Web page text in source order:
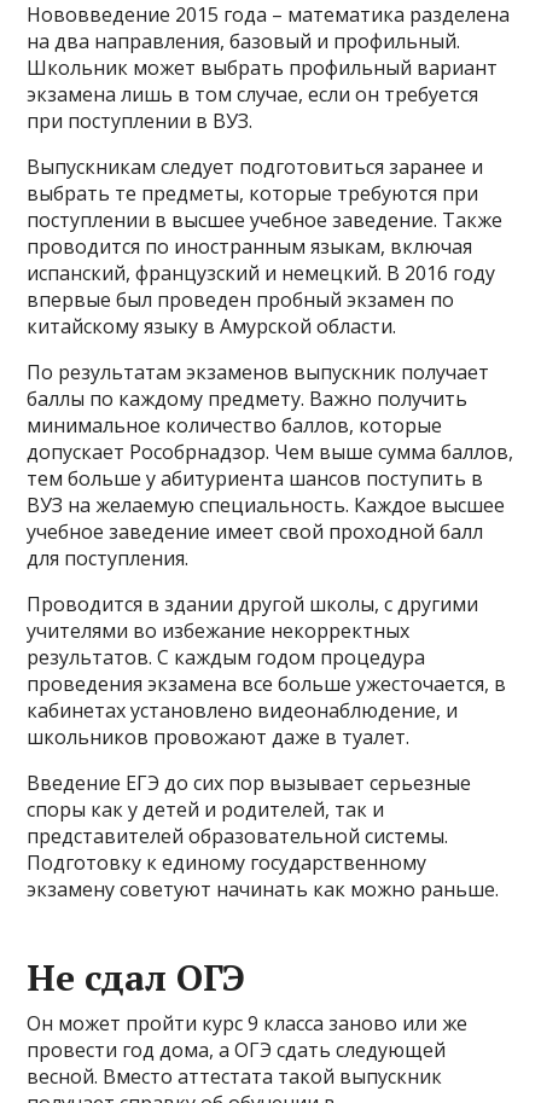
Нововведение 2015 года – математика разделена
на два направления, базовый и профильный.
Школьник может выбрать профильный вариант
экзамена лишь в том случае, если он требуется
при поступлении в ВУЗ.
Выпускникам следует подготовиться заранее и
выбрать те предметы, которые требуются при
поступлении в высшее учебное заведение. Также
проводится по иностранным языкам, включая
испанский, французский и немецкий. В 2016 году
впервые был проведен пробный экзамен по
китайскому языку в Амурской области.
По результатам экзаменов выпускник получает
баллы по каждому предмету. Важно получить
минимальное количество баллов, которые
допускает Рособрнадзор. Чем выше сумма баллов,
тем больше у абитуриента шансов поступить в
ВУЗ на желаемую специальность. Каждое высшее
учебное заведение имеет свой проходной балл
для поступления.
Проводится в здании другой школы, с другими
учителями во избежание некорректных
результатов. С каждым годом процедура
проведения экзамена все больше ужесточается, в
кабинетах установлено видеонаблюдение, и
школьников провожают даже в туалет.
Введение ЕГЭ до сих пор вызывает серьезные
споры как у детей и родителей, так и
представителей образовательной системы.
Подготовку к единому государственному
экзамену советуют начинать как можно раньше.
Не сдал ОГЭ
Он может пройти курс 9 класса заново или же
провести год дома, а ОГЭ сдать следующей
весной. Вместо аттестата такой выпускник